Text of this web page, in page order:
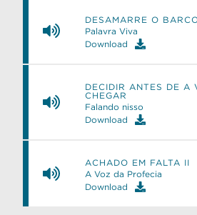
DESAMARRE O
Palavra Viva
Download
DECIDIR ANTES DE A
CHEGAR
Falando nisso
Download
ACHADO EM FALTA II
A Voz da Profecia
Download